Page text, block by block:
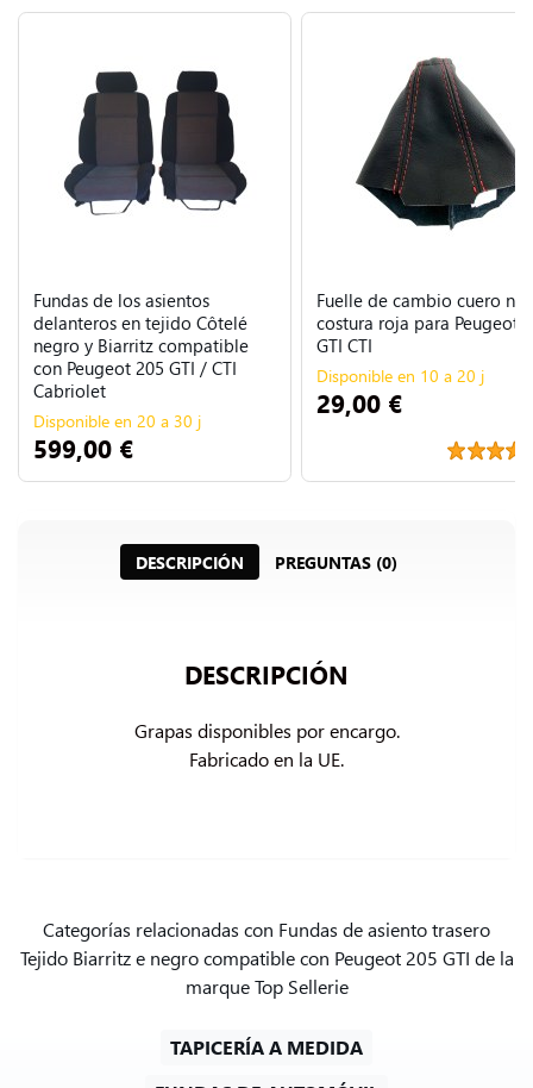
Fundas de los asientos
delanteros en tejido Côtelé
negro y Biarritz compatible
con Peugeot 205 GTI / CTI
Cabriolet
Disponible en 20 a 30 j
599,00 €
Fuelle de cambio cuero
costura roja para Peugeot
GTI CTI
Disponible en 10 a 20 j
29,00 €
DESCRIPCIÓN PREGUNTAS (0)
DESCRIPCIÓN
Grapas disponibles por encargo.
Fabricado en la UE.
Categorías relacionadas con Fundas de asiento trasero
Tejido Biarritz e negro compatible con Peugeot 205 GTI de la
marque Top Sellerie
TAPICERÍA A MEDIDA